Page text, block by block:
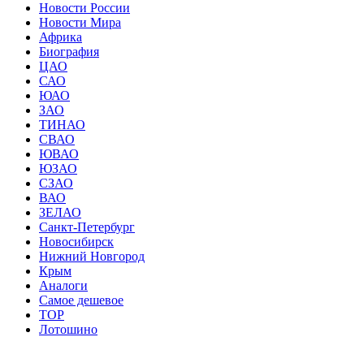
Новости России
Новости Мира
Африка
Биография
ЦАО
САО
ЮАО
ЗАО
ТИНАО
СВАО
ЮВАО
ЮЗАО
СЗАО
ВАО
ЗЕЛАО
Санкт-Петербург
Новосибирск
Нижний Новгород
Крым
Аналоги
Самое дешевое
TOP
Лотошино